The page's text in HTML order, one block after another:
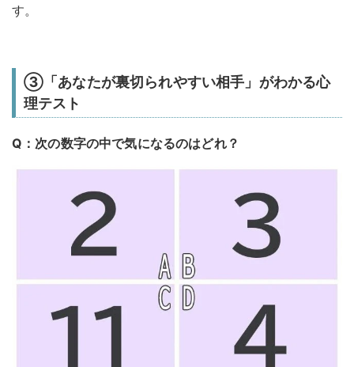
す。
③「あなたが裏切られやすい相手」がわかる心
理テスト
Q：次の数字の中で気になるのはどれ？